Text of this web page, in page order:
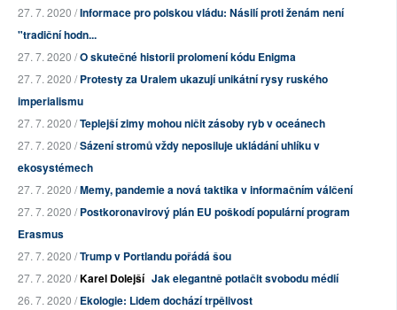
27. 7. 2020 /Informace pro polskou vládu: Násilí proti ženám není
"tradiční hodn...
27. 7. 2020 /O skutečné historii prolomení kódu Enigma
27. 7. 2020 /Protesty za Uralem ukazují unikátní rysy ruského
imperialismu
27. 7. 2020 /Teplejší zimy mohou ničit zásoby ryb v oceánech
27. 7. 2020 /Sázení stromů vždy neposiluje ukládání uhlíku v
ekosystémech
27. 7. 2020 /Memy, pandemie a nová taktika v informačním válčení
27. 7. 2020 /Postkoronavirový plán EU poškodí populární program
Erasmus
27. 7. 2020 /Trump v Portlandu pořádá šou
27. 7. 2020 /Karel Dolejší Jak elegantně potlačit svobodu médií
26. 7. 2020 /Ekologie: Lidem dochází trpělivost